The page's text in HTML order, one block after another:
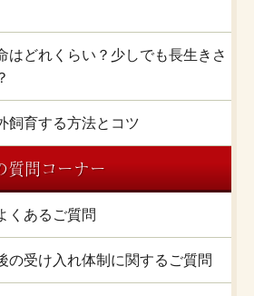
はどれくらい？少しでも長生きさ
飼育する方法とコツ
質問コーナー
くあるご質問
の受け入れ体制に関するご質問